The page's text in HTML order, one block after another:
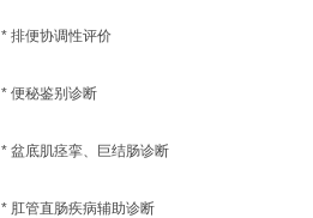
* 排便协调性评价
* 便秘鉴别诊断
* 盆底肌痉挛、巨结肠诊断
* 肛管直肠疾病辅助诊断